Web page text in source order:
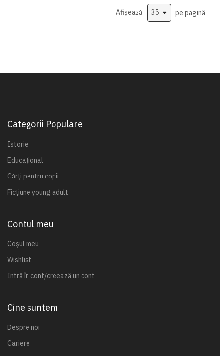
Afișează pe pagină
Categorii Populare
Istorie
Educațional
Cărți pentru copii
Ficțiune young adult
Contul meu
Coșul meu
Wishlist
Intră în cont/creează un cont
Cine suntem
Despre noi
Cariere